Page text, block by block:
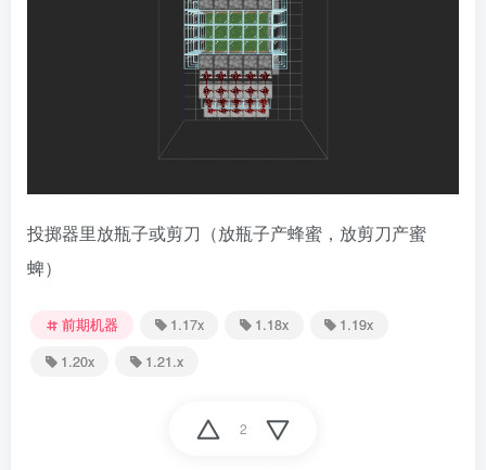
投掷器里放瓶子或剪刀（放瓶子产蜂蜜，放剪刀产蜜
蜱）
前期机器 1.17x 1.18x
1.19x
1.20x
1.21.x
2